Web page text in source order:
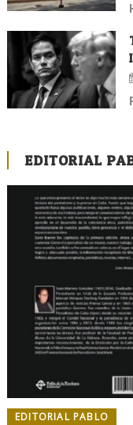
EDITORIAL
EDITORIAL PABLO